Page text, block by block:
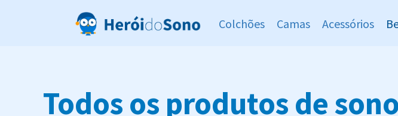
Colchões Camas Acessórios
Todos os produtos de